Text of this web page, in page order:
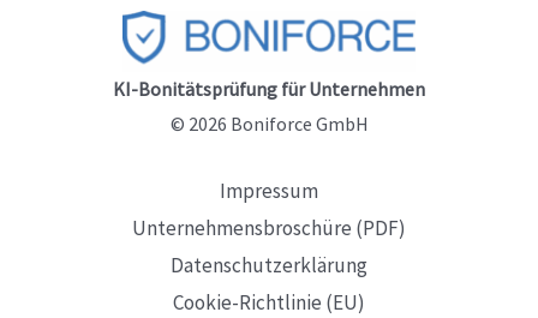
KI-Bonitätsprüfung für Unternehmen
© 2026 Boniforce GmbH
Impressum
Unternehmensbroschüre (PDF)
Datenschutzerklärung
Cookie-Richtlinie (EU)